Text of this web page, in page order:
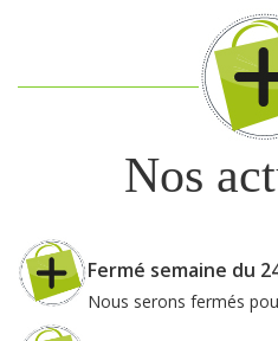
Nos
Fermé semaine du
Nous serons fermés